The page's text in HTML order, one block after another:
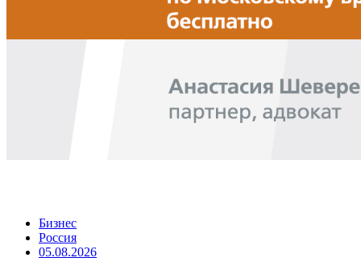
Бизнес
Россия
05.08.2026